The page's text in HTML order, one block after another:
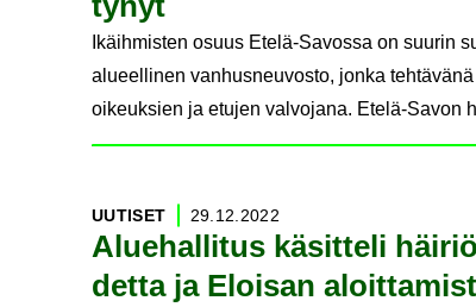
Ikäihmisten osuus Etelä-Savossa on suurin
alueellinen vanhusneuvosto, jonka
oikeuksien ja etujen valvojana. Etelä-Savon
Alue­hal­li­tus kä­sit­te­li
det­ta ja Eloi­san
UU­TI­SET 29.12.2022